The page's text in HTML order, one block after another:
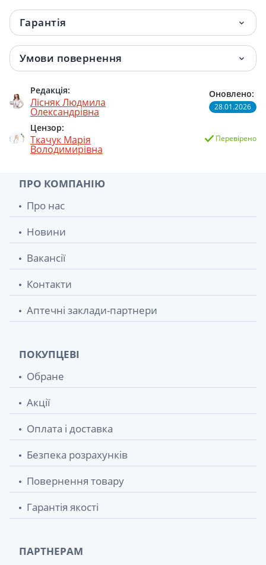
Гарантія
Умови повернення
Редакція:
Лісняк Людмила
Олександрівна
Цензор:
Ткачук Марія
Володимирівна
Оновлено:
28.01.2026
Перевірено
ПРО КОМПАНІЮ
Про нас
Новини
Вакансії
Контакти
Аптечні заклади-партнери
ПОКУПЦЕВІ
Обране
Акції
Оплата і доставка
Безпека розрахунків
Повернення товару
Гарантія якості
ПАРТНЕРАМ